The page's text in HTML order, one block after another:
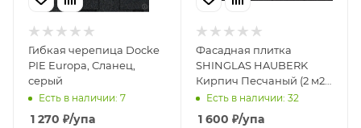
Гибкая черепица Docke
PIE Europa, Сланец,
серый
Есть в наличии: 7
1 270 ₽/упа
Фасадная плитка
SHINGLAS HAUBERK
Кирпич Песчаный (2 м2 /
уп)Есть в наличии: 32
1 600 ₽/упа